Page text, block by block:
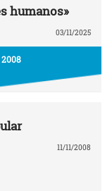
humanos»
03/11/2025
11/11/2008